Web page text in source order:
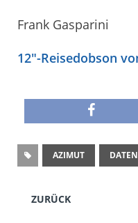
Frank Gasparini
12″-Reisedobson
AZIMUT
ZURÜCK